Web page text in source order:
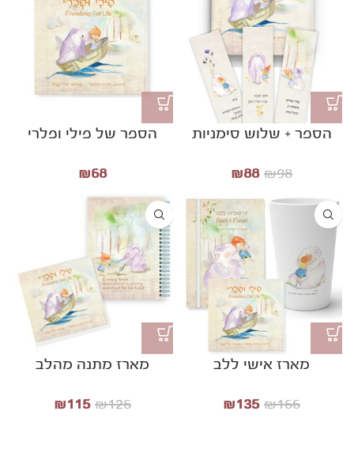
הספר + שלוש סימניות
₪98
₪88
הספר של פילי ופלרי
₪68
מארז אישי ללב
₪166
₪135
מארז מתנה מהלב
₪126
₪115